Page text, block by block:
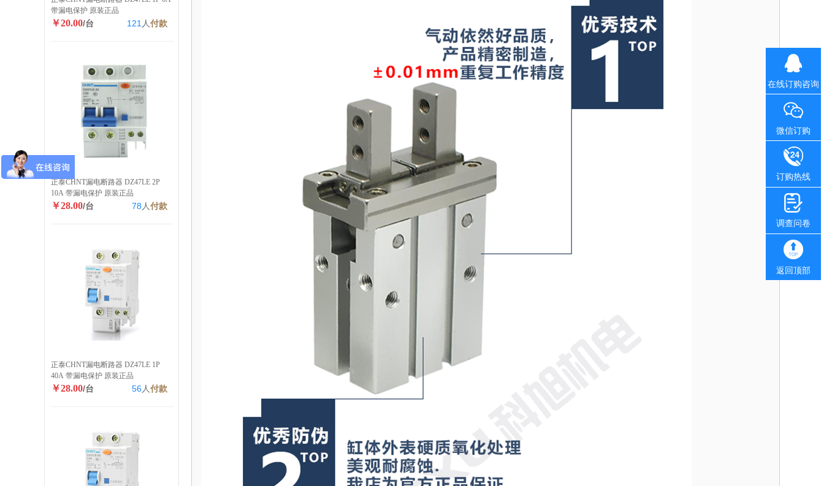
带漏电保护 原装正品
￥20.00/台 121 人付款
正泰CHNT漏电断路器 DZ47LE 2P
10A 带漏电保护 原装正品
￥28.00/台 78 人付款
正泰CHNT漏电断路器 DZ47LE 1P
40A 带漏电保护 原装正品
￥28.00/台 56人付款
在线订购咨询
微信订购
订购热线
调查问卷
返回顶部